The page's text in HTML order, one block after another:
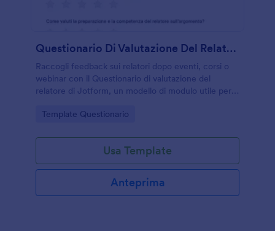
Questionario Di Valutazione Del Relatore
Raccogli feedback sui relatori dopo eventi, corsi o
webinar con il Questionario di valutazione del
relatore di Jotform, un modello di modulo utile per
presentazioni.
Go to Category:
Template Questionario
Usa Template
Anteprima